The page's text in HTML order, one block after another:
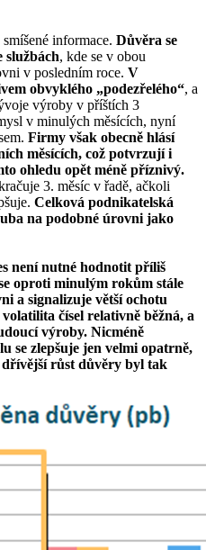
informace. Důvěra se
službách, kde se v obou
v posledním roce. V
obvyklého „podezřelého“, a
výroby v příštích 3
v minulých měsících, nyní
Firmy však obecně hlásí
měsících, což potvrzují i
ohledu opět méně příznivý.
3. měsíc v řadě, ačkoli
Celková podnikatelská
na podobné úrovni jako
není nutné hodnotit příliš
oproti minulým rokům stále
a signalizuje větší ochotu
čísel relativně běžná, a
výroby. Nicméně
se zlepšuje jen velmi opatrně,
růst důvěry byl tak